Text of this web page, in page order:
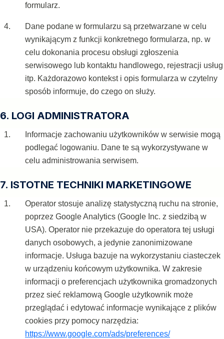
formularz.
Dane podane w formularzu są przetwarzane w celu
wynikającym z funkcji konkretnego formularza, np. w
celu dokonania procesu obsługi zgłoszenia
serwisowego lub kontaktu handlowego, rejestracji usług
itp. Każdorazowo kontekst i opis formularza w czytelny
sposób informuje, do czego on służy.
6. LOGI ADMINISTRATORA
Informacje zachowaniu użytkowników w serwisie mogą
podlegać logowaniu. Dane te są wykorzystywane w
celu administrowania serwisem.
7. ISTOTNE TECHNIKI MARKETINGOWE
Operator stosuje analizę statystyczną ruchu na stronie,
poprzez Google Analytics (Google Inc. z siedzibą w
USA). Operator nie przekazuje do operatora tej usługi
danych osobowych, a jedynie zanonimizowane
informacje. Usługa bazuje na wykorzystaniu ciasteczek
w urządzeniu końcowym użytkownika. W zakresie
informacji o preferencjach użytkownika gromadzonych
przez sieć reklamową Google użytkownik może
przeglądać i edytować informacje wynikające z plików
cookies przy pomocy narzędzia:
https://www.google.com/ads/preferences/